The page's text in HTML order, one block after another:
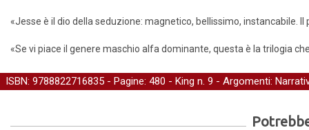
«Jesse è il dio della seduzione: magnetico, bellissimo, instancabile.
«Se vi piace il genere maschio alfa dominante, questa è la trilogia
ISBN: 9788822716835 - Pagine: 480 - King n. 9 - Argomenti: